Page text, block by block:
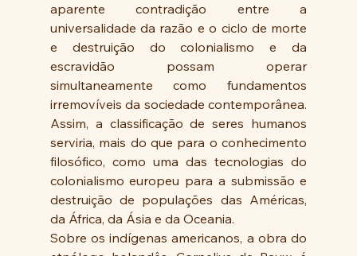
aparente contradição entre a
universalidade da razão e o ciclo de morte
e destruição do colonialismo e da
escravidão possam operar
simultaneamente como fundamentos
irremovíveis da sociedade contemporânea.
Assim, a classificação de seres humanos
serviria, mais do que para o conhecimento
filosófico, como uma das tecnologias do
colonialismo europeu para a submissão e
destruição de populações das Américas,
da África, da Ásia e da Oceania.
Sobre os indígenas americanos, a obra do